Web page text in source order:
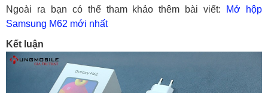
Ngoài ra bạn có thể tham khảo thêm bài viết:
Mở hộp
Samsung M62 mới nhất
Kết luận